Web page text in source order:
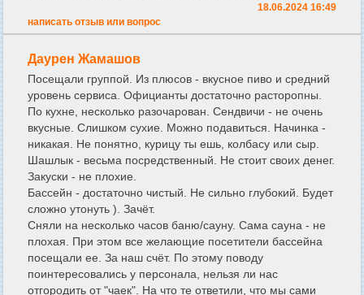
18.06.2024 16:49
написать отзыв или вопрос
Даурен Жамашов
Посещали группой. Из плюсов - вкусное пиво и средний
уровень сервиса. Официанты достаточно расторопны.
По кухне, несколько разочарован. Сендвичи - не очень
вкусные. Слишком сухие. Можно подавиться. Начинка -
никакая. Не понятно, курицу ты ешь, колбасу или сыр.
Шашлык - весьма посредственный. Не стоит своих денег.
Закуски - не плохие.
Бассейн - достаточно чистый. Не сильно глубокий. Будет
сложно утонуть ). Зачёт.
Сняли на несколько часов баню/сауну. Сама сауна - не
плохая. При этом все желающие посетители бассейна
посещали ее. За наш счёт. По этому поводу
поинтересовались у персонала, нельзя ли нас
отгородить от "чаек". На что те ответили, что мы сами